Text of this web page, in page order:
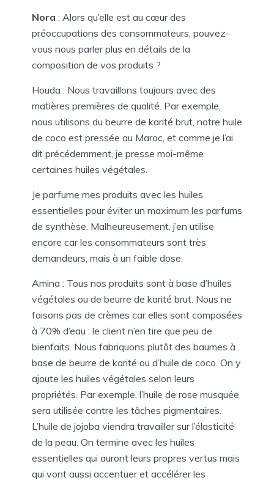
Nora : Alors qu’elle est au cœur des
préoccupations des consommateurs, pouvez-
vous nous parler plus en détails de la
composition de vos produits ?
Houda : Nous travaillons toujours avec des
matières premières de qualité. Par exemple,
nous utilisons du beurre de karité brut, notre huile
de coco est pressée au Maroc, et comme je l’ai
dit précédemment, je presse moi-même
certaines huiles végétales.
Je parfume mes produits avec les huiles
essentielles pour éviter un maximum les parfums
de synthèse. Malheureusement, j’en utilise
encore car les consommateurs sont très
demandeurs, mais à un faible dose.
Amina : Tous nos produits sont à base d’huiles
végétales ou de beurre de karité brut. Nous ne
faisons pas de crèmes car elles sont composées
à 70% d’eau : le client n’en tire que peu de
bienfaits. Nous fabriquons plutôt des baumes à
base de beurre de karité ou d’huile de coco. On y
ajoute les huiles végétales selon leurs
propriétés. Par exemple, l’huile de rose musquée
sera utilisée contre les tâches pigmentaires.
L’huile de jojoba viendra travailler sur l’élasticité
de la peau. On termine avec les huiles
essentielles qui auront leurs propres vertus mais
qui vont aussi accentuer et accélérer les